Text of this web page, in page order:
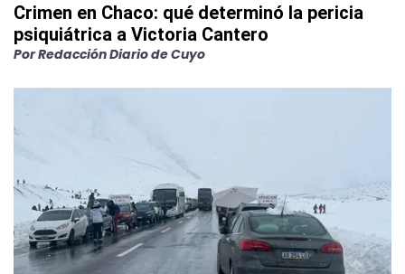
Crimen en Chaco: qué determinó la pericia
psiquiátrica a Victoria Cantero
PorRedacción Diario de Cuyo